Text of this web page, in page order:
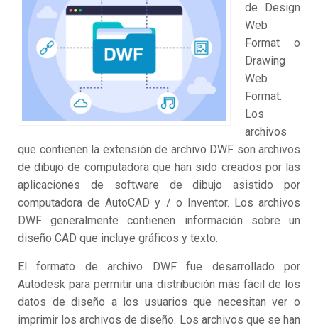
de Design
Web
Format o
Drawing
Web
Format.
Los
archivos
que contienen la extensión de archivo DWF son archivos
de dibujo de computadora que han sido creados por las
aplicaciones de software de dibujo asistido por
computadora de AutoCAD y / o Inventor. Los archivos
DWF generalmente contienen información sobre un
diseño CAD que incluye gráficos y texto.
El formato de archivo DWF fue desarrollado por
Autodesk para permitir una distribución más fácil de los
datos de diseño a los usuarios que necesitan ver o
imprimir los archivos de diseño. Los archivos que se han